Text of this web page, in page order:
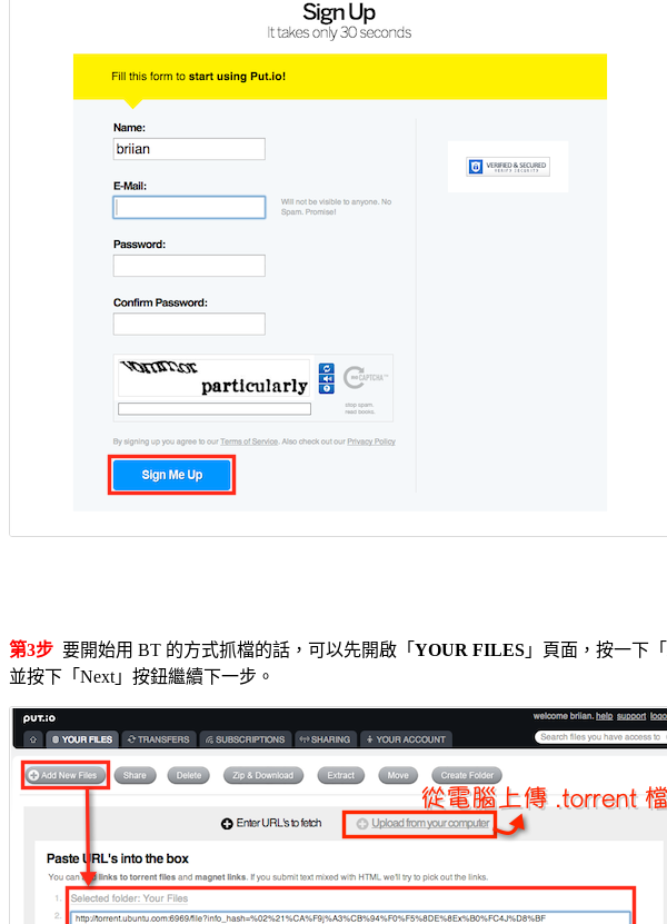
第3步 要開始用 BT 的方式抓檔的話，可以先開啟「 YOUR FILES 」頁面，按一下「
並按下「Next」按鈕繼續下一步。